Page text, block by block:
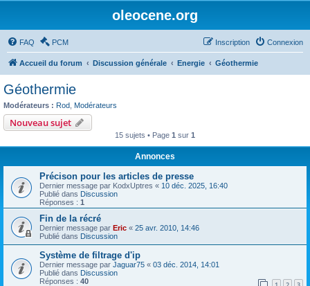
oleocene.org
FAQ PCM Connexion
Inscription
Accueil du forum Discussion générale Energie Géothermie
Géothermie
Modérateurs : Rod Modérateurs
Nouveau sujet
15 sujets • Page 1 sur 1
Annonces
Précison pour les articles de presse
Dernier message par KodxUptres « 10 déc. 2025, 16:40
Publié dans Discussion
Réponses : 1
Fin de la récré
Dernier message par Eric « 25 avr. 2010, 14:46
Publié dans Discussion
Système de filtrage d'ip
Dernier message par Jaguar75 « 03 déc. 2014, 14:01
Publié dans Discussion
Réponses : 40